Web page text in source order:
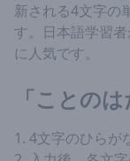
新される4文字の
す。日本語学習
に人気です。
「ことの
4文字のひらが